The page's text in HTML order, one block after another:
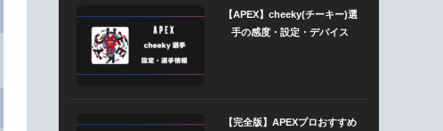
【APEX】cheeky(チーキー)選
手の感度・設定・デバイス
【完全版】APEXプロおすすめ